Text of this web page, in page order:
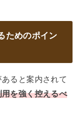
ためのポイン
ると案内されて
用を強く控えるべ